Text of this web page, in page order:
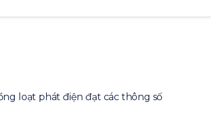
loạt phát điện đạt các thông số